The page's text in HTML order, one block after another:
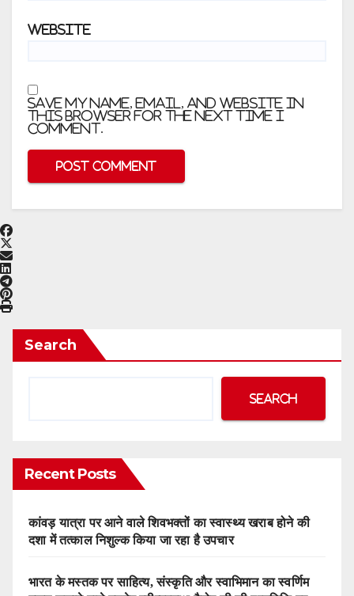
Website
Save my name, email, and website in
this browser for the next time I
comment.
Search
Search
Recent Posts
कांवड़ यात्रा पर आने वाले शिवभक्तों का स्वास्थ्य खराब होने की
दशा में तत्काल निशुल्क किया जा रहा है उपचार
भारत के मस्तक पर साहित्य, संस्कृति और स्वाभिमान का स्वर्णिम